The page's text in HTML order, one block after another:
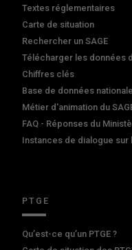
Textes réglementaires
Carte de situation
Rechercher un SAGE
Télécharger les données
Chiffres clés
Base de données
Métier d'animation du
FAQ - Réponses du
Instances de dialogue sur
PTGE
Qu’est-ce qu’un PTGE ?